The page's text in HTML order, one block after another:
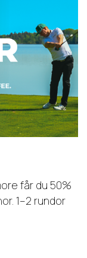
får du 50%
1–2 rundor